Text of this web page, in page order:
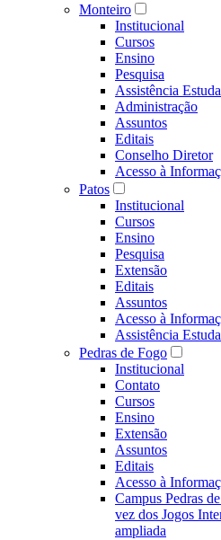
Monteiro
Institucional
Cursos
Ensino
Pesquisa
Assistência
Administração
Assuntos
Editais
Conselho Diretor
Acesso à
Patos
Institucional
Cursos
Ensino
Pesquisa
Extensão
Editais
Assuntos
Acesso à
Assistência
Pedras de Fogo
Institucional
Contato
Cursos
Ensino
Extensão
Assuntos
Editais
Acesso à
Campus Pedras
vez dos Jogos
ampliada